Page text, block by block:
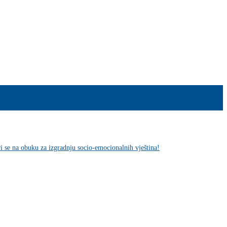
se na obuku za izgradnju socio-emocionalnih vještina!